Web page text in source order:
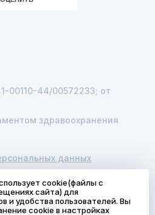
00110-44/00572233; от
здравоохранения
данных
Копирование
cookie(файлы с
сайта) для
и удобства пользователей. Вы
cookie в настройках